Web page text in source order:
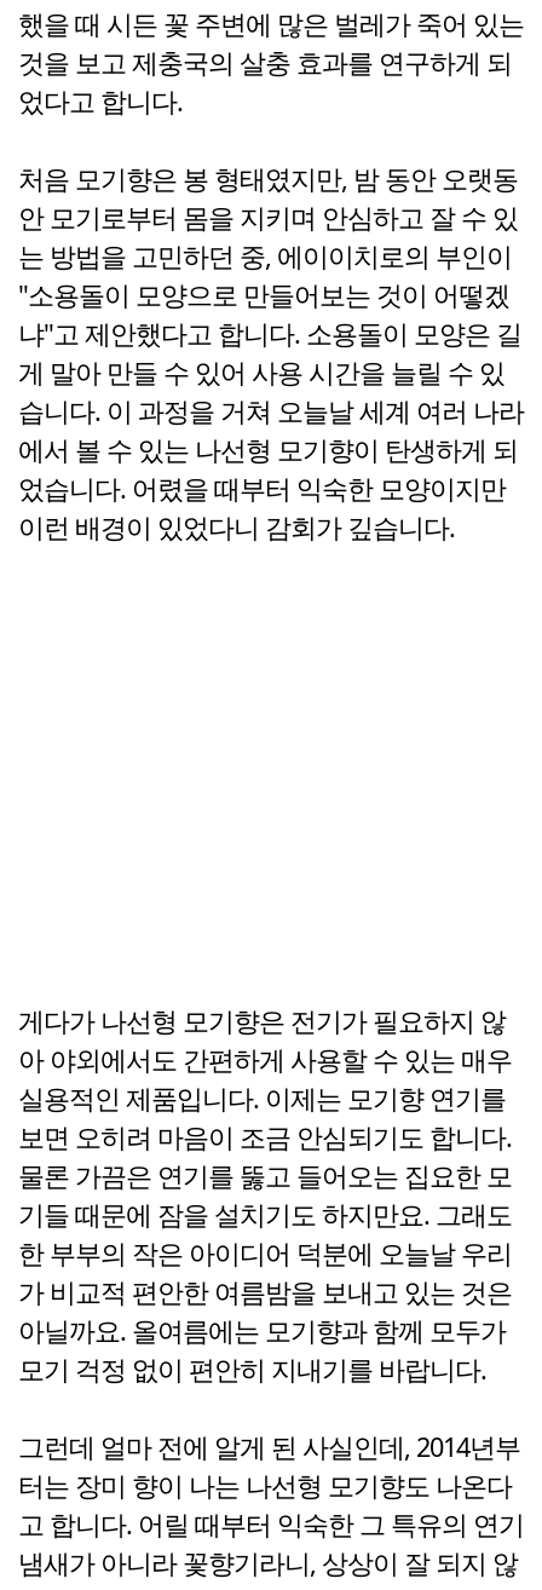
했을 때 시든 꽃 주변에 많은 벌레가 죽어 있는
것을 보고 제충국의 살충 효과를 연구하게 되
었다고 합니다.
처음 모기향은 봉 형태였지만, 밤 동안 오랫동
안 모기로부터 몸을 지키며 안심하고 잘 수 있
는 방법을 고민하던 중, 에이이치로의 부인이
"소용돌이 모양으로 만들어보는 것이 어떻겠
냐"고 제안했다고 합니다. 소용돌이 모양은 길
게 말아 만들 수 있어 사용 시간을 늘릴 수 있
습니다. 이 과정을 거쳐 오늘날 세계 여러 나라
에서 볼 수 있는 나선형 모기향이 탄생하게 되
었습니다. 어렸을 때부터 익숙한 모양이지만
이런 배경이 있었다니 감회가 깊습니다.
게다가 나선형 모기향은 전기가 필요하지 않
아 야외에서도 간편하게 사용할 수 있는 매우
실용적인 제품입니다. 이제는 모기향 연기를
보면 오히려 마음이 조금 안심되기도 합니다.
물론 가끔은 연기를 뚫고 들어오는 집요한 모
기들 때문에 잠을 설치기도 하지만요. 그래도
한 부부의 작은 아이디어 덕분에 오늘날 우리
가 비교적 편안한 여름밤을 보내고 있는 것은
아닐까요. 올여름에는 모기향과 함께 모두가
모기 걱정 없이 편안히 지내기를 바랍니다.
그런데 얼마 전에 알게 된 사실인데, 2014년부
터는 장미 향이 나는 나선형 모기향도 나온다
고 합니다. 어릴 때부터 익숙한 그 특유의 연기
냄새가 아니라 꽃향기라니, 상상이 잘 되지 않